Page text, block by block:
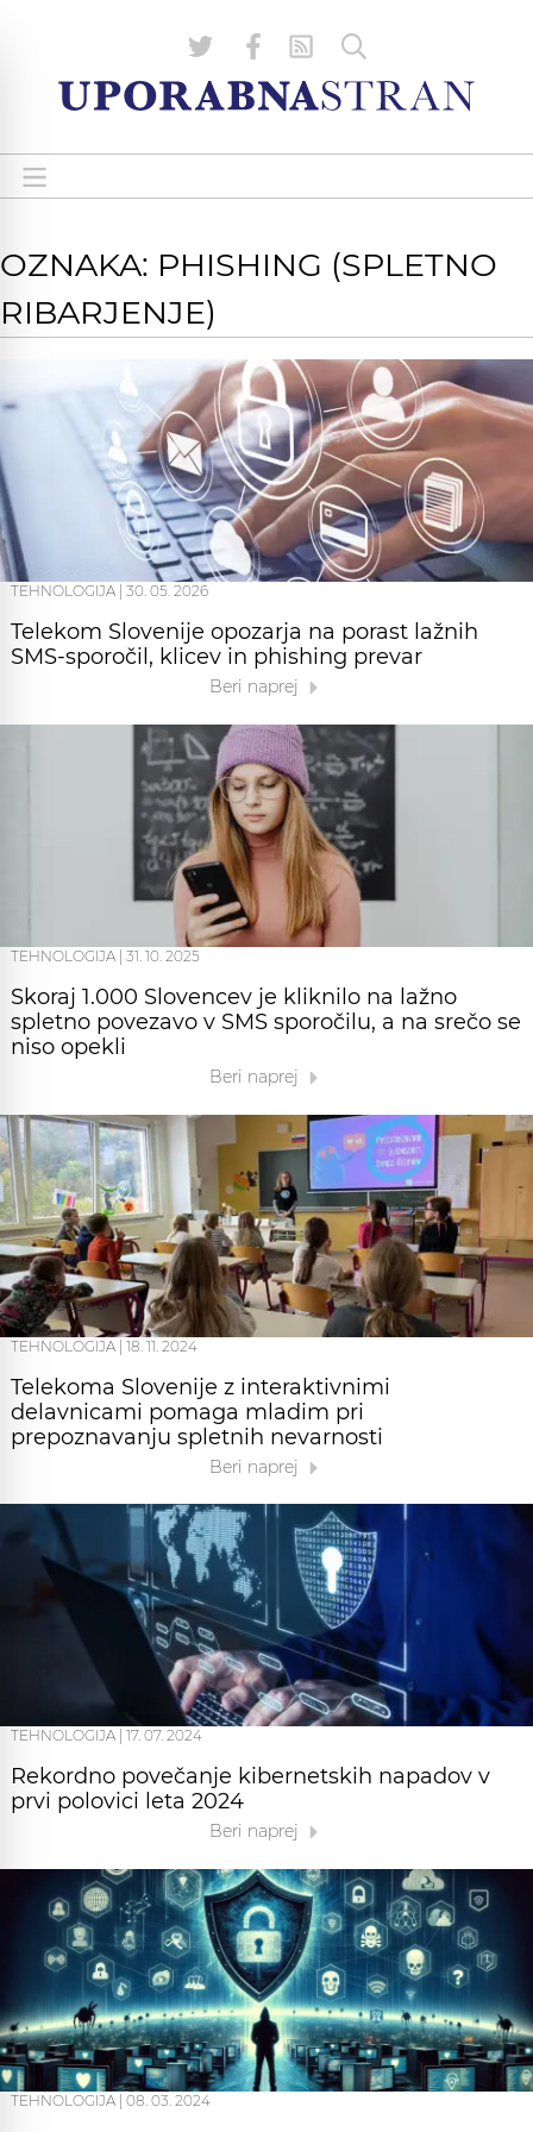
OZNAKA: PHISHING (SPLETNO
RIBARJENJE)
TEHNOLOGIJA 30. 05. 2026
Telekom Slovenije opozarja na porast lažnih
SMS-sporočil, klicev in phishing prevar
Beri naprej
TEHNOLOGIJA 31. 10. 2025
Skoraj 1.000 Slovencev je kliknilo na lažno
spletno povezavo v SMS sporočilu, a na srečo se
niso opekli
Beri naprej
TEHNOLOGIJA | 18. 11. 2024
Telekoma Slovenije z interaktivnimi
delavnicami pomaga mladim pri
prepoznavanju spletnih nevarnosti
Beri naprej
TEHNOLOGIJA 17. 07. 2024
Rekordno povečanje kibernetskih napadov v
prvi polovici leta 2024
Beri naprej
TEHNOLOGIJA 08. 03. 2024